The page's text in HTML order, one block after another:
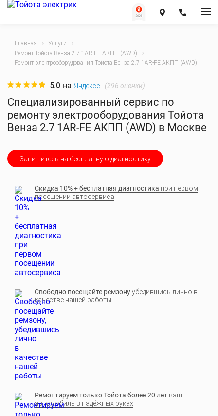
Главная
Услуги
Ремонт Тойота Венза 2.7 1AR-FE АКПП (AWD)
Ремонт электрооборудования Тойота Венза 2.7 1AR-FE АКПП (AWD)
Специализированный сервис по
ремонту электрооборудования Тойота
Венза 2.7 1AR-FE АКПП (AWD) в Москве
5.0 на Яндексе (296 оценки)
Запишитесь на бесплатную диагностику
Скидка 10% + бесплатная диагностика при первом
посещении автосервиса
Свободно посещайте ремзонуубедившись лично в
качестве нашей работы
Ремонтируем только Тойота более 20 лет ваш
автомобиль в надёжных руках